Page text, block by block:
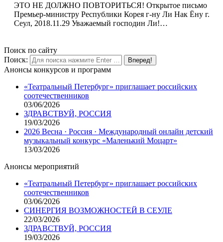
ЭТО НЕ ДОЛЖНО ПОВТОРИТЬСЯ! Открытое письмо
Премьер-министру Республики Корея г-ну Ли Нак Ёну г.
Сеул, 2018.11.29 Уважаемый господин Ли!…
Поиск по сайту
Поиск:
Анонсы конкурсов и программ
«Театральный Петербург» приглашает российских
соотечественников
03/06/2026
ЗДРАВСТВУЙ, РОССИЯ
19/03/2026
2026 Весна · Россия · Международный онлайн детский
музыкальный конкурс «Маленький Моцарт»
13/03/2026
Анонсы мероприятий
«Театральный Петербург» приглашает российских
соотечественников
03/06/2026
СИНЕРГИЯ ВОЗМОЖНОСТЕЙ В СЕУЛЕ
22/03/2026
ЗДРАВСТВУЙ, РОССИЯ
19/03/2026